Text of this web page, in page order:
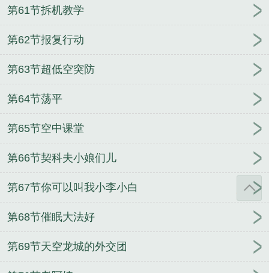
第61节拆机教学
第62节报复行动
第63节超低空突防
第64节荡平
第65节空中课堂
第66节契科夫小娘们儿
第67节你可以叫我小李小白
第68节催眠大法好
第69节天空龙城的外交团